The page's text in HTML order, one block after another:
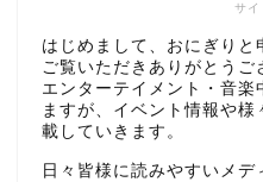
サイ
はじめまして、おにぎり
ご覧いただきありがとうご
エンターテイメント・音楽
ますが、イベント情報や
載していきます。
日々皆様に読みやすいメ